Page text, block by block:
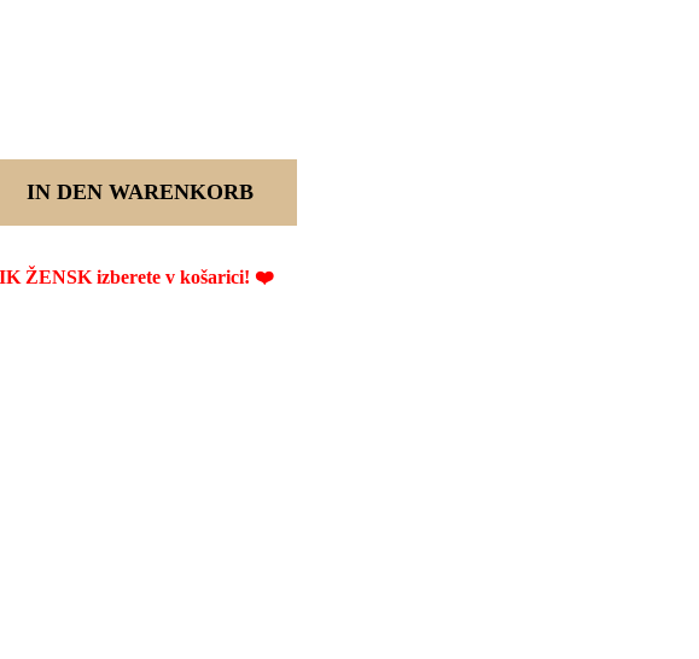
IN DEN WARENKORB
ŽENSK izberete v košarici! ❤️